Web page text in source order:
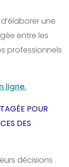
une
entre les
professionnels
ligne.
POUR
DES
décisions